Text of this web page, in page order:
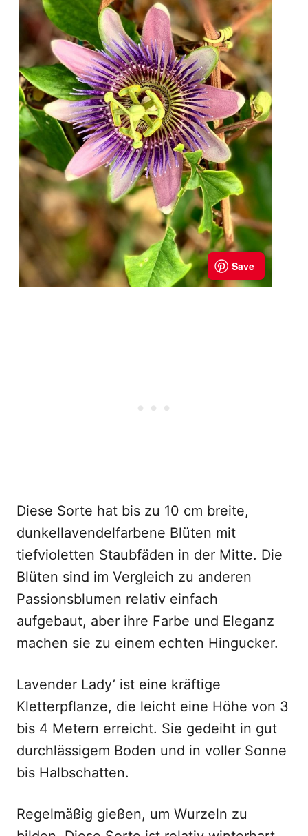
Diese Sorte hat bis zu 10 cm breite,
dunkellavendelfarbene Blüten mit
tiefvioletten Staubfäden in der Mitte. Die
Blüten sind im Vergleich zu anderen
Passionsblumen relativ einfach
aufgebaut, aber ihre Farbe und Eleganz
machen sie zu einem echten Hingucker.
Lavender Lady’ ist eine kräftige
Kletterpflanze, die leicht eine Höhe von 3
bis 4 Metern erreicht. Sie gedeiht in gut
durchlässigem Boden und in voller Sonne
bis Halbschatten.
Regelmäßig gießen, um Wurzeln zu